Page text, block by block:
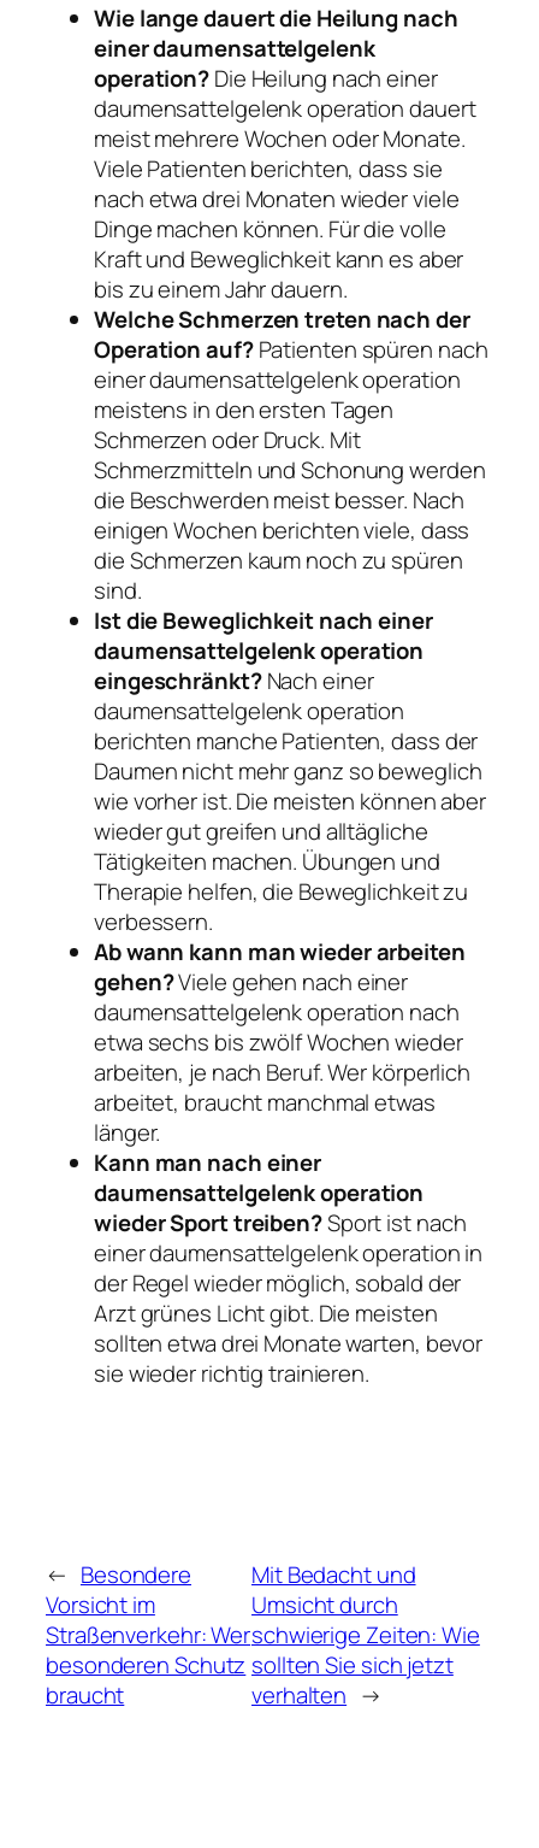
Wie lange dauert die Heilung nach
einer daumensattelgelenk
operation?Die Heilung nach einer
daumensattelgelenk operation dauert
meist mehrere Wochen oder Monate.
Viele Patienten berichten, dass sie
nach etwa drei Monaten wieder viele
Dinge machen können. Für die volle
Kraft und Beweglichkeit kann es aber
bis zu einem Jahr dauern.
Welche Schmerzen treten nach der
Operation auf?Patienten spüren nach
einer daumensattelgelenk operation
meistens in den ersten Tagen
Schmerzen oder Druck. Mit
Schmerzmitteln und Schonung werden
die Beschwerden meist besser. Nach
einigen Wochen berichten viele, dass
die Schmerzen kaum noch zu spüren
sind.
Ist die Beweglichkeit nach einer
daumensattelgelenk operation
eingeschränkt?Nach einer
daumensattelgelenk operation
berichten manche Patienten, dass der
Daumen nicht mehr ganz so beweglich
wie vorher ist. Die meisten können aber
wieder gut greifen und alltägliche
Tätigkeiten machen. Übungen und
Therapie helfen, die Beweglichkeit zu
verbessern.
Ab wann kann man wieder arbeiten
gehen?Viele gehen nach einer
daumensattelgelenk operation nach
etwa sechs bis zwölf Wochen wieder
arbeiten, je nach Beruf. Wer körperlich
arbeitet, braucht manchmal etwas
länger.
Kann man nach einer
daumensattelgelenk operation
wieder Sport treiben?Sport ist nach
einer daumensattelgelenk operation in
der Regel wieder möglich, sobald der
Arzt grünes Licht gibt. Die meisten
sollten etwa drei Monate warten, bevor
sie wieder richtig trainieren.
← Besondere
Vorsicht im
Straßenverkehr: Wer
besonderen Schutz
braucht
Mit Bedacht und
Umsicht durch
schwierige Zeiten: Wie
sollten Sie sich jetzt
verhalten →